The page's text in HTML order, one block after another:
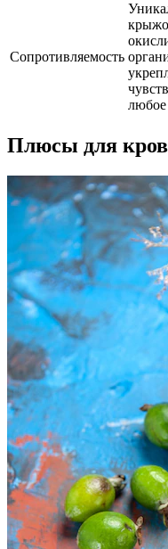
Сопротивляемость
любое
Плюсы для